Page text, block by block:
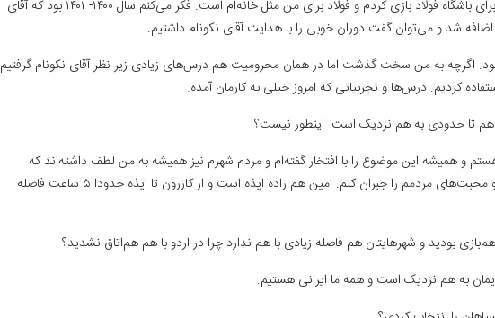
حزباوی: من تقریبا ۱۰ سال برای باشگاه فولاد بازی کردم و فولاد برای من مثل خانه‌ام است. فکر می‌کنم سال ۱۴۰۰- ۱۴۰۱ بود که آقای
شد و می‌توان گفت دوران خوبی را با هدایت آقای نکونام داشتیم.
اگرچه به من سخت گذشت اما در همان محرومیت‌ هم درس‌های زیادی زیر نظر آقای نکونام گرفتیم
کردیم. درس‌ها و تجربیاتی که امروز خیلی به کارمان آمده.
هم تا حدودی به هم نزدیک است. اینطور نیست؟
و همیشه این موضوع را با افتخار گفته‌ام و مردم شهرم نیز همیشه به من لطف داشته‌اند که
امیدوارم بتوانم این لطف و محبت‌های مردمم‌ را جبران کنم. امین هم زاده ایذه است و از کازرون تا ایذه حدودا ۵ ساعت فاصله
بودید و شهرهایتان هم فاصله زیادی با هم ندارد چرا در اردو با هم هم‌اتاق نشدید؟
به هم نزدیک است و همه ما ایرانی هستیم.